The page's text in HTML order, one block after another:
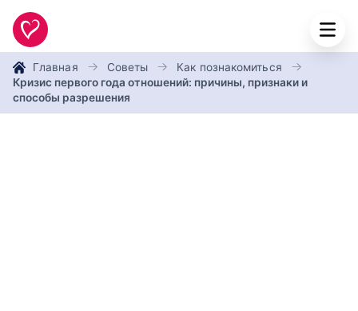
Главная Советы
Как познакомиться
Кризис первого года отношений: причины, признаки и
способы разрешения